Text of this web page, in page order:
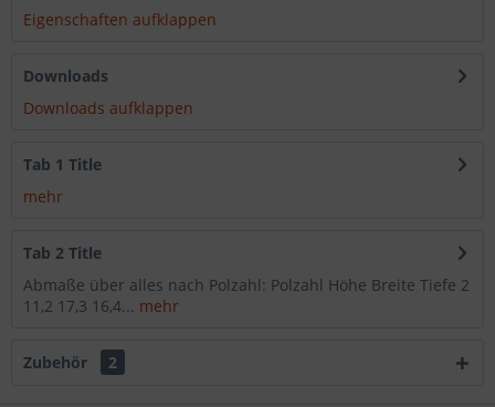
Eigenschaften aufklappen
Downloads
Downloads aufklappen
Tab 1 Title
mehr
Tab 2 Title
Abmaße über alles nach Polzahl: Polzahl Höhe Breite Tiefe 2
11,2 17,3 16,4... mehr
Zubehör 2